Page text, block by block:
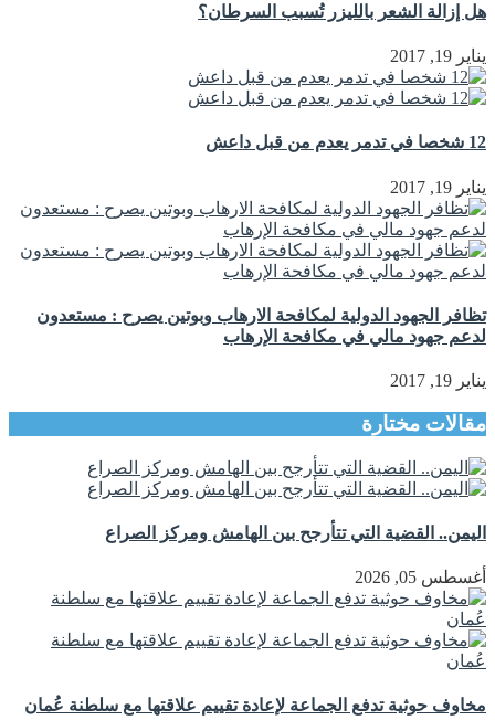
هل إزالة الشعر بالليزر تُسبب السرطان؟
يناير 19, 2017
12 شخصا في تدمر يعدم من قبل داعش
يناير 19, 2017
تظافر الجهود الدولية لمكافحة الارهاب وبوتين يصرح : مستعدون
لدعم جهود مالي في مكافحة الإرهاب
يناير 19, 2017
مقالات مختارة
اليمن.. القضية التي تتأرجح بين الهامش ومركز الصراع
أغسطس 05, 2026
مخاوف حوثية تدفع الجماعة لإعادة تقييم علاقتها مع سلطنة عُمان